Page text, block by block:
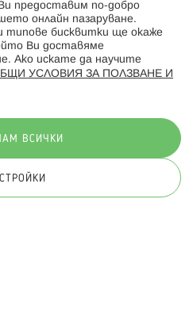
ни:
Всички права запазени
предоставим по-добро
онлайн пазаруване.
типове бисквитки ще окаже
Ви доставяме
Ако искате да научите
УСЛОВИЯ ЗА ПОЛЗВАНЕ И
ВСИЧКИ